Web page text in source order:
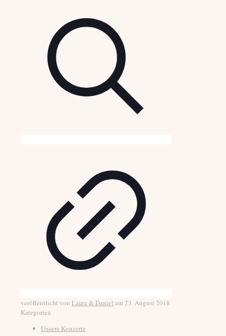
veröffentlicht von Laura & Daniel am23. August 2018
Kategorien
Unsere Konzerte